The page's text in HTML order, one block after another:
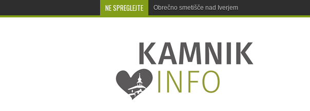
NE SPREGLEJTE Obrečno smetišče nad Iverjem